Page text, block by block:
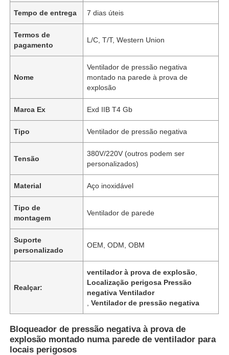
Tempo de entrega 7 dias úteis
Termos de
pagamento
L/C, T/T, Western Union
Nome
Ventilador de pressão negativa
montado na parede à prova de
explosão
Marca Ex Exd IIB T4 Gb
Tipo Ventilador de pressão negativa
Tensão
380V/220V (outros podem ser
personalizados)
Material Aço inoxidável
Tipo de
montagem
Ventilador de parede
Suporte
personalizado
OEM, ODM, OBM
Realçar:
ventilador à prova de explosão
Localização perigosa Pressão
negativa Ventilador
,Ventilador de pressão negativa
Bloqueador de pressão negativa à prova de
explosão montado numa parede de ventilador para
locais perigosos